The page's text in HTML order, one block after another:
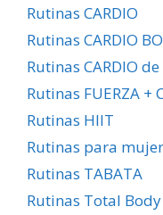
Rutinas CARDIO
Rutinas CARDIO
Rutinas CARDIO
Rutinas FUERZA +
Rutinas HIIT
Rutinas para
Rutinas TABATA
Rutinas Total Body